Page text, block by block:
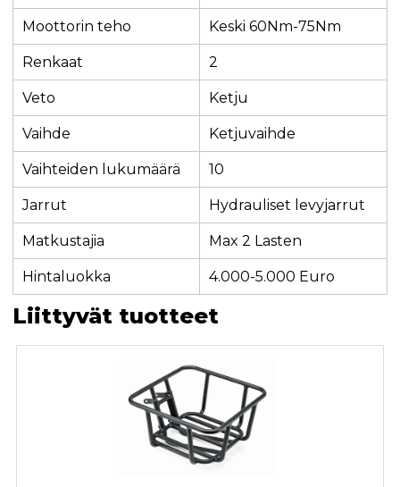
Moottorin teho Keski 60Nm-75Nm
Renkaat 2
Veto Ketju
Vaihde Ketjuvaihde
Vaihteiden lukumäärä 10
Jarrut Hydrauliset levyjarrut
Matkustajia Max 2 Lasten
Hintaluokka 4.000-5.000 Euro
Liittyvät tuotteet